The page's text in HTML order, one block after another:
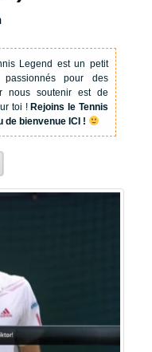
Legend est un petit
pour des
nous soutenir est de
toi !Rejoins le Tennis
de bienvenue ICI !